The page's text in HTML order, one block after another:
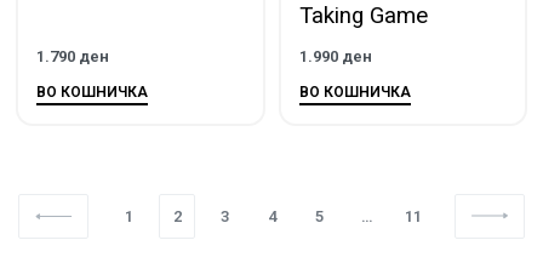
1.790 ден
ВО КОШНИЧКА
Taking Game
1.990 ден
ВО КОШНИЧКА
1 2 3 4 5 … 11